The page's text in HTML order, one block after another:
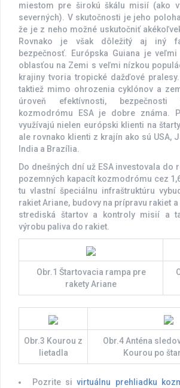
miestom pre širokú škálu misií (ako
severných). V skutočnosti je jeho
že je z neho možné uskutočniť
Rovnako je však dôležitý aj iný
bezpečnosť. Európska Guiana je
oblasťou na Zemi s veľmi nízkou
krajiny tvoria tropické dažďové
taktiež mimo ohrozenia cyklónov a
úroveň efektívnosti, bezpečnosti
kozmodrómu ESA je dobre známa.
využívajú nielen európski klienti na
ale rovnako klienti z krajín ako sú USA,
India a Brazília.
Do dnešných dní už ESA investovala do
pozemných kapacít kozmodrómu cez
tu vlastní špeciálnu infraštruktúru
rakiet Ariane, budovy na prípravu rakiet
strediská štartov a kontroly misií a
výrobu paliva do rakiet.
Obr.1 Štartovacia rampa pre
rakety Ariane
Obr.3 Kourou z
lietadla
Obr.4 Anténa
Kourou po
Pozrite sivirtuálnu prehliadku